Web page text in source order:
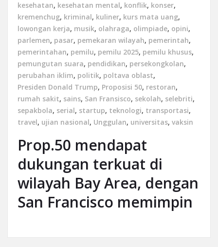
kesehatan, kesehatan mental, konflik, konser,
kremenchug, kriminal, kuliner, kurs mata uang,
lowongan kerja, musik, olahraga, olimpiade, opini,
parlemen, pasar, pemekaran wilayah, pemerintah,
pemerintahan, pemilu, pemilu 2025, pemilu khusus,
pemungutan suara, pendidikan, persekongkolan,
perubahan iklim, politik, poltava oblast,
Presiden Donald Trump, Proposisi 50, restoran,
rumah sakit, sains, San Fransisco, sekolah, selebriti,
sepakbola, serial, startup, teknologi, transportasi,
travel, ujian nasional, Unggulan, universitas, vaksin
Prop.50 mendapat
dukungan terkuat di
wilayah Bay Area, dengan
San Francisco memimpin